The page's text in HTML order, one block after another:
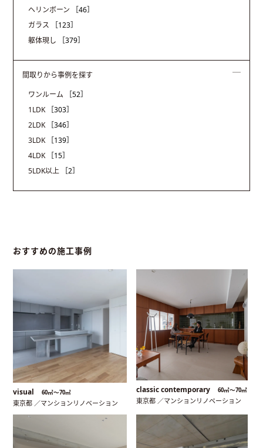
ヘリンボーン
［46］
ガラス
［123］
躯体現し
［379］
間取りから事例を探す
ワンルーム
［52］
1LDK
［303］
2LDK
［346］
3LDK
［139］
4LDK
［15］
5LDK以上
［2］
おすすめの施工事例
visual 60㎡〜70㎡
東京都 ／マンションリノベーション
classic contemporary 60㎡〜70㎡
東京都 ／マンションリノベーション